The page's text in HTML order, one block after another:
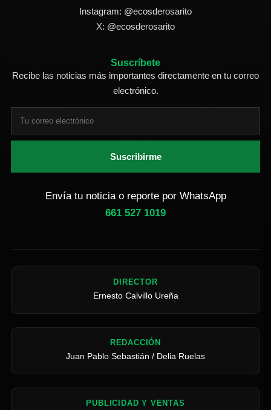
Instagram: @ecosderosarito
X: @ecosderosarito
Suscríbete
Recibe las noticias más importantes directamente en tu correo
electrónico.
Suscribirme
Envía tu noticia o reporte por WhatsApp
661 527 1019
DIRECTOR
Ernesto Calvillo Ureña
REDACCIÓN
Juan Pablo Sebastián / Delia Ruelas
PUBLICIDAD Y VENTAS